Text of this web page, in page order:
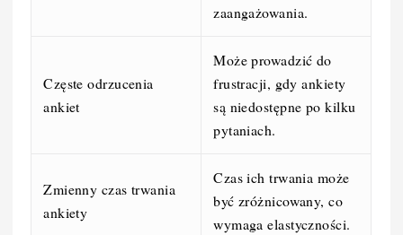
zaangażowania.
Częste odrzucenia
ankiet
Może prowadzić do
frustracji, gdy ankiety
są niedostępne po kilku
pytaniach.
Zmienny czas trwania
ankiety
Czas ich trwania może
być zróżnicowany, co
wymaga elastyczności.